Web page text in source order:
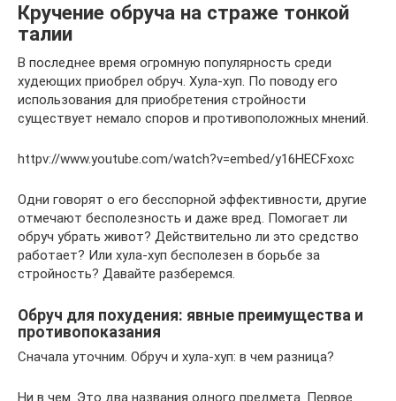
Кручение обруча на страже тонкой
талии
В последнее время огромную популярность среди
худеющих приобрел обруч. Хула-хуп. По поводу его
использования для приобретения стройности
существует немало споров и противоположных мнений.
httpv://www.youtube.com/watch?v=embed/y16HECFxoxc
Одни говорят о его бесспорной эффективности, другие
отмечают бесполезность и даже вред. Помогает ли
обруч убрать живот? Действительно ли это средство
работает? Или хула-хуп бесполезен в борьбе за
стройность? Давайте разберемся.
Обруч для похудения: явные преимущества и
противопоказания
Сначала уточним. Обруч и хула-хуп: в чем разница?
Ни в чем. Это два названия одного предмета. Первое